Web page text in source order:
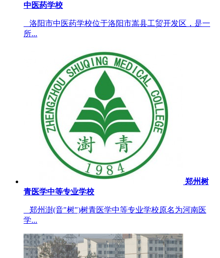
中医药学校
洛阳市中医药学校位于洛阳市嵩县工贸开发区，是一
所...
郑州树
青医学中等专业学校
郑州澍(音"树")树青医学中等专业学校原名为河南医
学...